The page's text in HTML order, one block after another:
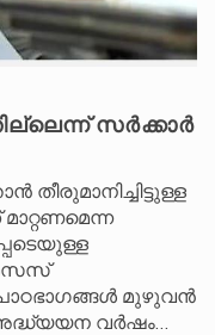
സർക്കാർ
പാഠഭാഗങ്ങൾ മുഴുവൻ
വർഷം…